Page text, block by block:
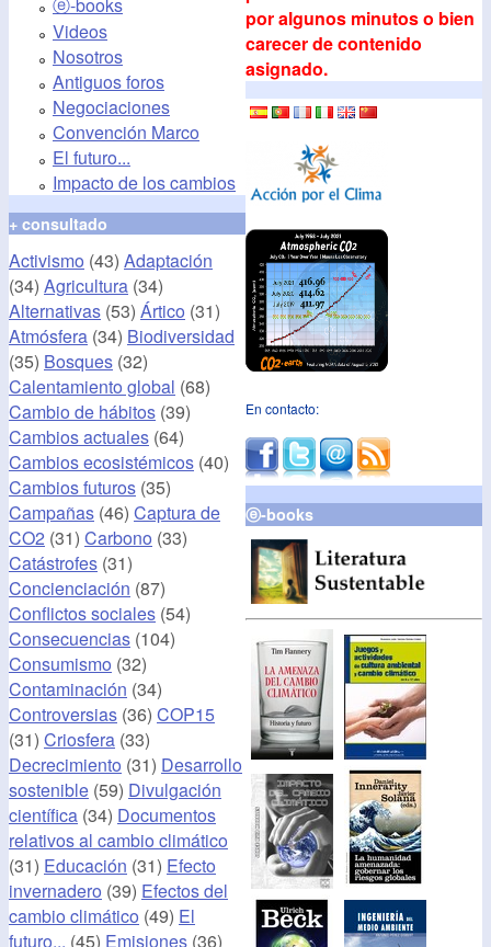
Videos
Nosotros
Antiguos foros
Negociaciones
Convención Marco
El futuro...
Impacto de los cambios
+ consultado
Activismo (43) Adaptación
(34) Agricultura (34)
Alternativas (53) Ártico (31)
Atmósfera (34) Biodiversidad
(35) Bosques (32)
Calentamiento global (68)
Cambio de hábitos (39)
Cambios actuales (64)
Cambios ecosistémicos (40)
Cambios futuros (35)
Campañas (46) Captura de
CO2 (31) Carbono (33)
Catástrofes (31)
Concienciación (87)
Conflictos sociales (54)
Consecuencias (104)
Consumismo (32)
Contaminación (34)
Controversias (36) COP15
(31) Criosfera (33)
Decrecimiento (31) Desarrollo
sostenible (59) Divulgación
científica (34) Documentos
relativos al cambio climático
(31) Educación (31) Efecto
invernadero (39) Efectos del
cambio climático (49) El
futuro... (45) Emisiones (36)
por algunos minutos o bien
carecer de contenido
asignado.
En contacto:
ⓔ-books